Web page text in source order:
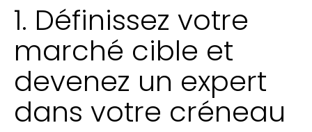
1. Définissez votre
marché cible et
devenez un expert
dans votre créneau